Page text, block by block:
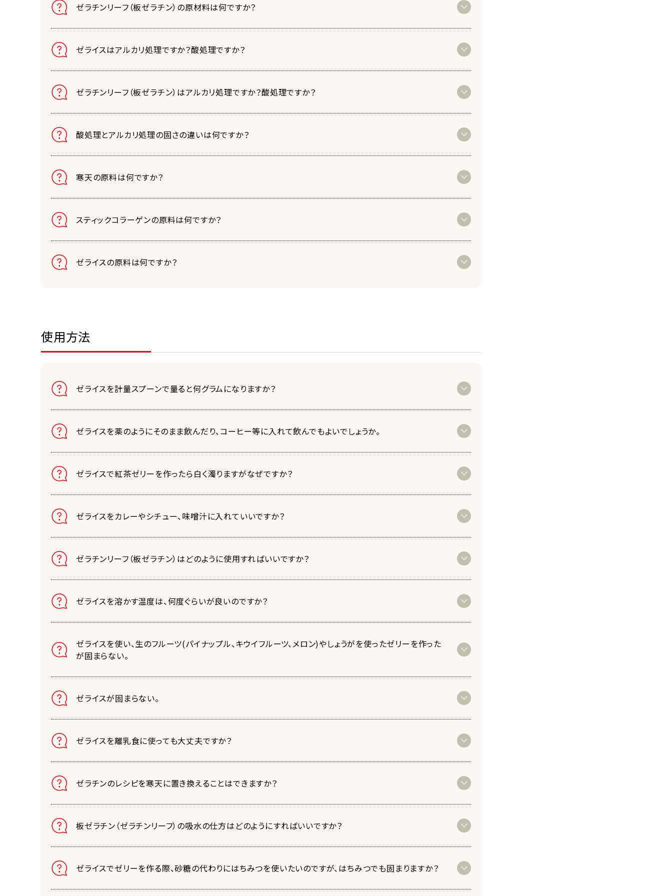
ゼラチンリーフ（板ゼラチン）の原材料は何ですか？
ゼライスはアルカリ処理ですか？酸処理ですか？
ゼラチンリーフ（板ゼラチン）はアルカリ処理ですか？酸処理ですか？
酸処理とアルカリ処理の固さの違いは何ですか？
寒天の原料は何ですか？
スティックコラーゲンの原料は何ですか？
ゼライスの原料は何ですか？
使用方法
ゼライスを計量スプーンで量ると何グラムになりますか？
ゼライスを薬のようにそのまま飲んだり、コーヒー等に入れて飲んでもよいでしょうか。
ゼライスで紅茶ゼリーを作ったら白く濁りますがなぜですか？
ゼライスをカレーやシチュー、味噌汁に入れていいですか？
ゼラチンリーフ（板ゼラチン）はどのように使用すればいいですか？
ゼライスを溶かす温度は、何度ぐらいが良いのですか？
ゼライスを使い、生のフルーツ(パイナップル、キウイフルーツ、メロン)やしょうがを使ったゼリーを作った
が固まらない。
ゼライスが固まらない。
ゼライスを離乳食に使っても大丈夫ですか？
ゼラチンのレシピを寒天に置き換えることはできますか？
板ゼラチン（ゼラチンリーフ）の吸水の仕方はどのようにすればいいですか？
ゼライスでゼリーを作る際、砂糖の代わりにはちみつを使いたいのですが、はちみつでも固まりますか？